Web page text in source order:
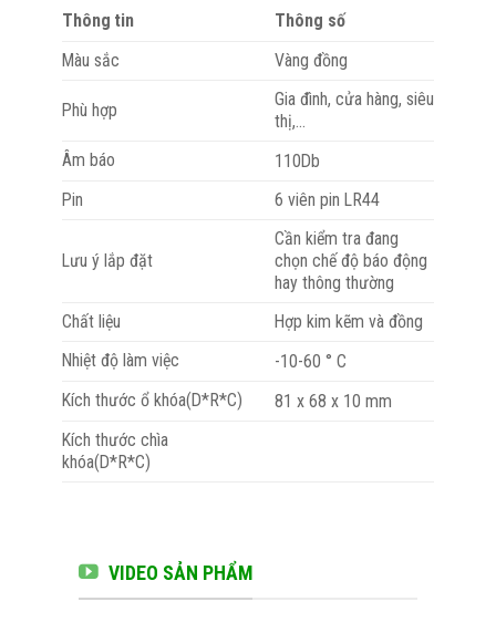
Thông tin
Thông số
Màu sắc
Vàng đồng
Phù hợp
Gia đình, cửa hàng, siêu
thị,…
Âm báo
110Db
Pin
6 viên pin LR44
Lưu ý lắp đặt
Cần kiểm tra đang
chọn chế độ báo động
hay thông thường
Chất liệu
Hợp kim kẽm và đồng
Nhiệt độ làm việc
-10-60 ° C
Kích thước ổ khóa(D*R*C)
81 x 68 x 10 mm
Kích thước chìa
khóa(D*R*C)
VIDEO SẢN PHẨM